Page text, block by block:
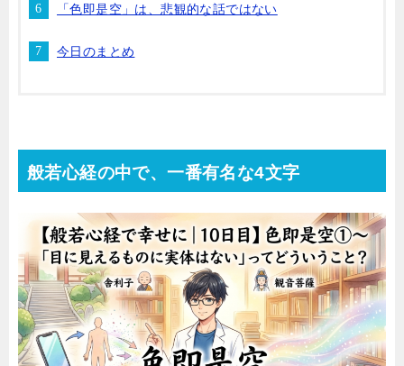
「色即是空」は、悲観的な話ではない
今日のまとめ
般若心経の中で、一番有名な4文字